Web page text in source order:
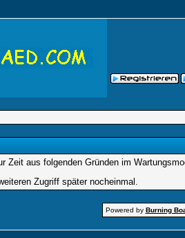
Zeit aus folgenden Gründen im
Zugriff später nocheinmal.
Powered by Burning